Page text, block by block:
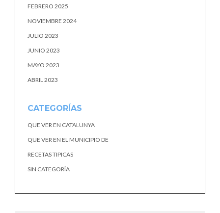
FEBRERO 2025
NOVIEMBRE 2024
JULIO 2023
JUNIO 2023
MAYO 2023
ABRIL 2023
CATEGORÍAS
QUE VER EN CATALUNYA
QUE VER EN EL MUNICIPIO DE
RECETAS TIPICAS
SIN CATEGORÍA